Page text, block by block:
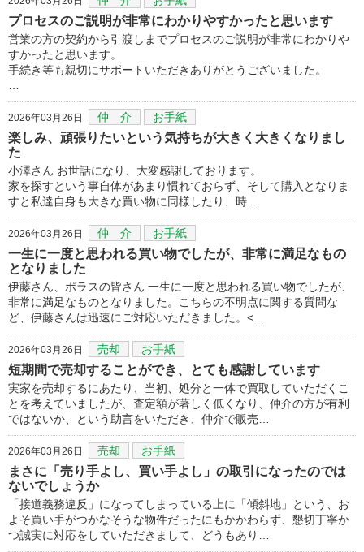
プロセスのご説明が非常にわかりやすかったと思います
営業の方の契約から引渡しまでプロセスのご説明が非常にわかりや
すかったと思います。
手続き等も親切にサポートいただきありがとうございました。
2026年03月26日 仲 介 お手紙
楽しみ、頑張りたいという気持ちが大きく大きくなりまし
た
小澤さん お世話になり、大変感謝しております。
家を探すという事自体があまり慣れておらず、そして購入となりま
すと私達自身も大きな買い物に同様したり、時…
2026年03月26日 仲 介 お手紙
一生に一度と思われる買い物でしたが、非常に満足なもの
となりました
伊藤さん、ポラスの皆さん 一生に一度と思われる買い物でしたが、
非常に満足なものとなりました。こちらの不明点に関する質問な
ど、伊藤さんは迅速にご対応いただきました。<…
2026年03月26日 売却 お手紙
短期間で売却することができ、とても感謝しています
実家を売却するにあたり、当初、処分と一体で買取していただくこ
とを考えていましたが、査定額が著しく低くなり、仲介の方が有利
ではないか、という助言をいただき、仲介で販売…
2026年03月26日 売却 お手紙
まさに「売り手よし、買い手よし」の取引になったのでは
ないでしょうか
「接道義務違反」になってしまっている上に「傾斜地」という、お
よそ買い手がつかなそうな物件だったにもかかわらず、懇切丁寧か
つ誠実に対応をしていただきまして、どうもあり…